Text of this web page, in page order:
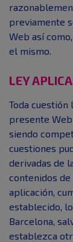
previamente
Web así
el mismo.
LEY
Toda
presente
siendo
cuestiones
derivadas de
contenidos
aplicación,
establecido,
Barcelona,
establezca